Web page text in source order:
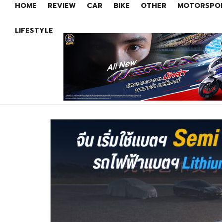
HOME REVIEW CAR BIKE OTHER
LIFESTYLE